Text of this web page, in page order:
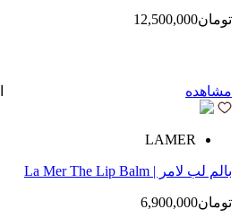
تومان12,500,000
مشاهده
LAMER
بالم لب لامر | La Mer The Lip Balm
تومان6,900,000